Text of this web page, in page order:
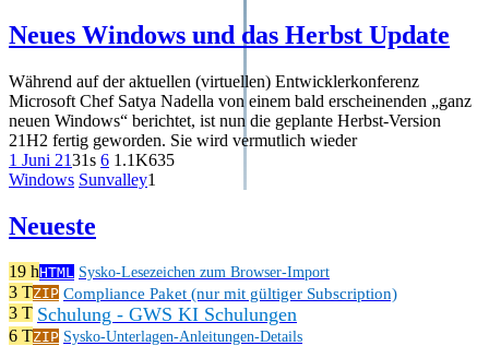
Neues Windows und das Herbst Update
Während auf der aktuellen (virtuellen) Entwicklerkonferenz
Microsoft Chef Satya Nadella von einem bald erscheinenden „ganz
neuen Windows“ berichtet, ist nun die geplante Herbst-Version
21H2 fertig geworden. Sie wird vermutlich wieder
1 Juni 2131s 6 1.1K635
Windows Sunvalley1
Neueste
19 hHTML Sysko-Lesezeichen zum Browser-Import
3 TZIP Compliance Paket (nur mit gültiger Subscription)
3 T Schulung - GWS KI Schulungen
6 TZIP Sysko-Unterlagen-Anleitungen-Details